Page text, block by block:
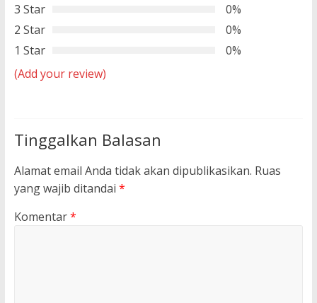
3 Star
0%
2 Star
0%
1 Star
0%
(Add your review)
Tinggalkan Balasan
Alamat email Anda tidak akan dipublikasikan. Ruas
yang wajib ditandai *
Komentar*